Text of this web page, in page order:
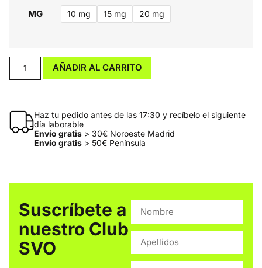
MG 10 mg 15 mg 20 mg
AÑADIR AL CARRITO
Haz tu pedido antes de las 17:30 y recíbelo el siguiente
día laborable
Envío gratis> 30€ Noroeste Madrid
Envío gratis> 50€ Península
Suscríbete a
nuestro Club
SVO